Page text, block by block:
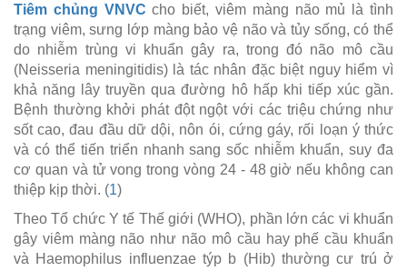
Tiêm chủng VNVC cho biết, viêm màng não mủ là tình
trạng viêm, sưng lớp màng bảo vệ não và tủy sống, có thể
do nhiễm trùng vi khuẩn gây ra, trong đó não mô cầu
(Neisseria meningitidis) là tác nhân đặc biệt nguy hiểm vì
khả năng lây truyền qua đường hô hấp khi tiếp xúc gần.
Bệnh thường khởi phát đột ngột với các triệu chứng như
sốt cao, đau đầu dữ dội, nôn ói, cứng gáy, rối loạn ý thức
và có thể tiến triển nhanh sang sốc nhiễm khuẩn, suy đa
cơ quan và tử vong trong vòng 24 - 48 giờ nếu không can
thiệp kịp thời. (1)
Theo Tổ chức Y tế Thế giới (WHO), phần lớn các vi khuẩn
gây viêm màng não như não mô cầu hay phế cầu khuẩn
và Haemophilus influenzae týp b (Hib) thường cư trú ở